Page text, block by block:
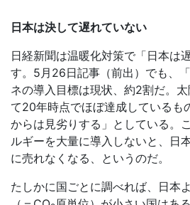
日本は決して遅れていない
日経新聞は温暖化対策で「日本は
す。5月26日記事（前出）でも、
ネの導入目標は現状、約2割だ。
て20年時点でほぼ達成しているも
からは見劣りする」としている。
ルギーを大量に導入しないと、日
に売れなくなる、というのだ。
たしかに国ごとに調べれば、日本